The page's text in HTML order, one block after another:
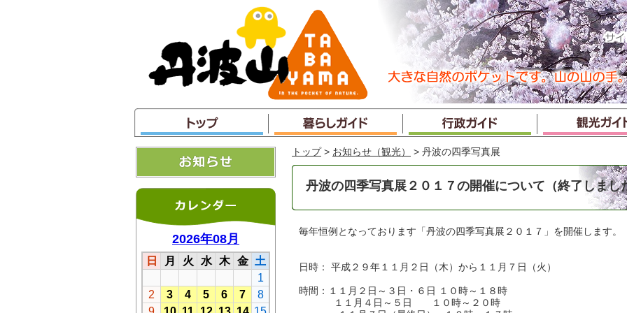
ャ
ン
プ
トップ > お知らせ（観光） > 丹波の四季写真展
丹波の四季写真展２０１７の開催について（終了しまし
毎年恒例となっております「丹波の四季写真展２０１７」を開催します。
日時： 平成２９年１１月２日（木）から１１月７日（火）
時間：１１月２日～３日・６日 １０時～１８時
１１月４日～５日 １０時～２０時